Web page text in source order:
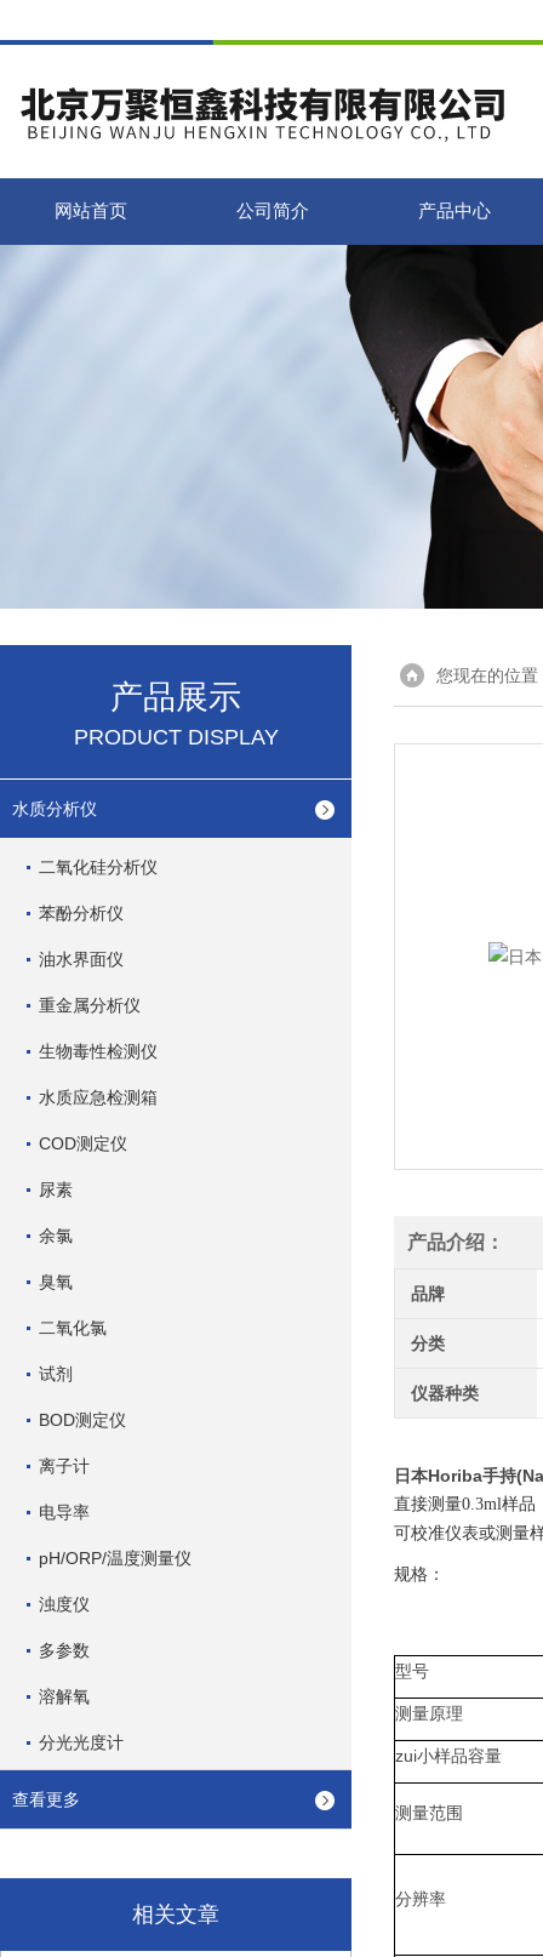
网站首页 公司简介 产品中心
产品展示
PRODUCT DISPLAY
水质分析仪
二氧化硅分析仪
苯酚分析仪
油水界面仪
重金属分析仪
生物毒性检测仪
水质应急检测箱
COD测定仪
尿素
余氯
臭氧
二氧化氯
试剂
BOD测定仪
离子计
电导率
pH/ORP/温度测量仪
浊度仪
多参数
溶解氧
分光光度计
查看更多
相关文章
您现在的位置
产品介绍：
品牌
分类
仪器种类
日本Horiba手持
直接测量0.3ml样品
可校准仪表或测量
规格：
型号
测量原理
zui小样品容量
测量范围
分辨率